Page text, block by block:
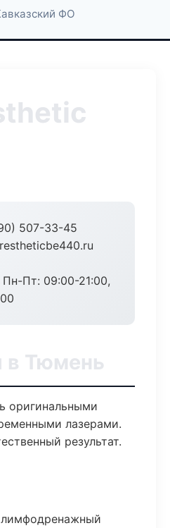
ФО
507-33-45
Пн-Пт: 09:00-21:00,
в Тюмень
оригинальными
лазерами.
результат.
лимфодренажный